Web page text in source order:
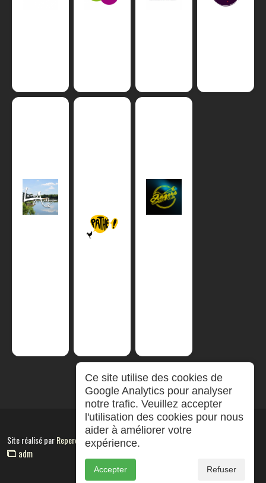
Site réalisé parRepereCom
adm
Ce site utilise des cookies de
Google Analytics pour analyser
notre trafic. Veuillez accepter
l'utilisation des cookies pour nous
aider à améliorer votre
expérience.
Accepter Refuser